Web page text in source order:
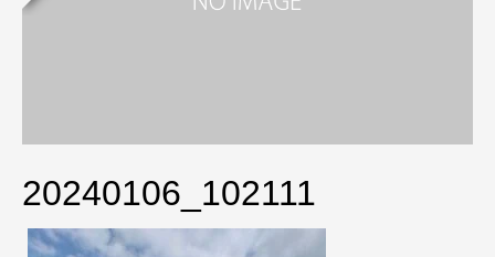
20240106_102111